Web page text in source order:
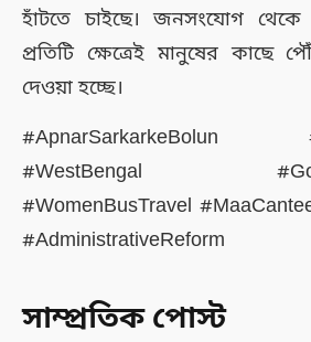
হাঁটতে চাইছে। জনসংযোগ
প্রতিটি ক্ষেত্রেই মানুষের
দেওয়া হচ্ছে।
#ApnarSarkarkeBolun
#WestBengal
#WomenBusTravel
#AdministrativeReform
সাম্প্রতিক পোস্ট